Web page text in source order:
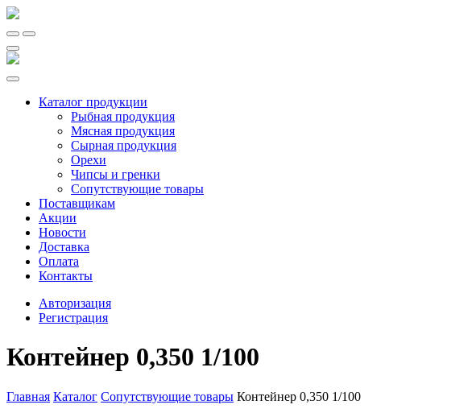
Каталог продукции
Рыбная продукция
Мясная продукция
Сырная продукция
Орехи
Чипсы и гренки
Сопутствующие товары
Поставщикам
Акции
Новости
Доставка
Оплата
Контакты
Авторизация
Регистрация
Контейнер 0,350 1/100
Главная Каталог Сопутствующие товары Контейнер 0,350 1/100